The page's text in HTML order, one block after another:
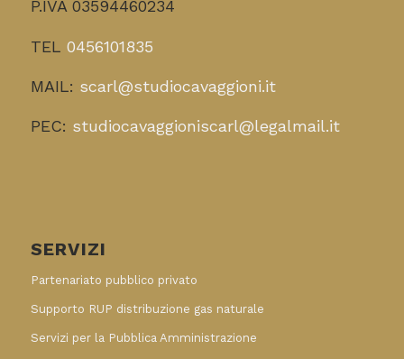
P.IVA 03594460234
TEL 0456101835
MAIL: scarl@studiocavaggioni.it
PEC: studiocavaggioniscarl@legalmail.it
SERVIZI
Partenariato pubblico privato
Supporto RUP distribuzione gas naturale
Servizi per la Pubblica Amministrazione